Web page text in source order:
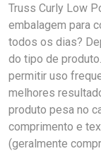
Truss Curly Low
embalagem para
todos os dias?
do tipo de
permitir uso
melhores
produto pesa no
comprimento e
(geralmente